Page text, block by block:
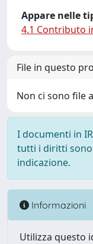
Appare nelle
4.1 Contributo
File in questo
Non ci sono file
I documenti in
tutti i diritti sono
indicazione.
Informazioni
Utilizza questo